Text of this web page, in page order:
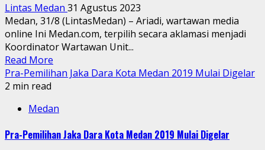
Lintas Medan 31 Agustus 2023
Medan, 31/8 (LintasMedan) – Ariadi, wartawan media
online Ini Medan.com, terpilih secara aklamasi menjadi
Koordinator Wartawan Unit...
Read More
Pra-Pemilihan Jaka Dara Kota Medan 2019 Mulai Digelar
2 min read
Medan
Pra-Pemilihan Jaka Dara Kota Medan 2019 Mulai Digelar